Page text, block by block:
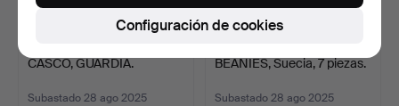
CASCO, GUARDIA.
Subastado 28 ago 2025
BEANIES, Suecia, 7 piezas.
Subastado 28 ago 2025
Configuración de cookies